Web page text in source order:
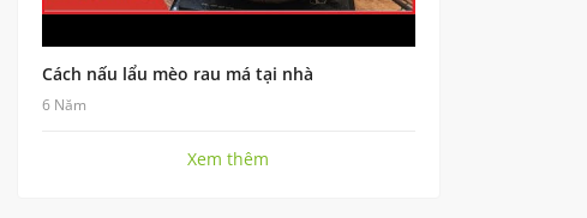
Cách nấu lẩu mèo rau má tại nhà
6 Năm
Xem thêm